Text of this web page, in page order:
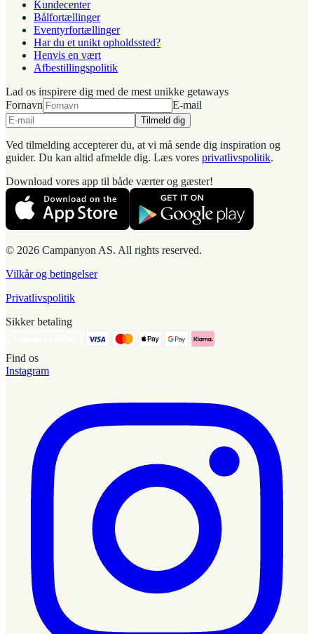
Kundecenter
Bålfortællinger
Eventyrfortællinger
Har du et unikt opholdssted?
Henvis en vært
Afbestillingspolitik
Lad os inspirere dig med de mest unikke getaways
Fornavn
E-mail
Tilmeld dig
Ved tilmelding accepterer du, at vi må sende dig inspiration og
guider. Du kan altid afmelde dig. Læs vores privatlivspolitik.
Download vores app til både værter og gæster!
© 2026 Campanyon AS. All rights reserved.
Vilkår og betingelser
Privatlivspolitik
Sikker betaling
Find os
Instagram